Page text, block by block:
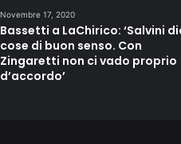
Novembre 17, 2020
Bassetti a LaChirico: ‘Salvini
cose di buon senso. Con
Zingaretti non ci vado proprio
d’accordo’